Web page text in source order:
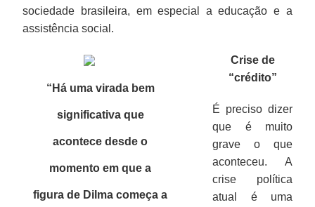
sociedade brasileira, em especial a educação e a
assistência social.
“Há uma virada bem
significativa que
acontece desde o
momento em que a
figura de Dilma começa a
Crise de
“crédito”
É preciso dizer
que é muito
grave o que
aconteceu. A
crise política
atual é uma